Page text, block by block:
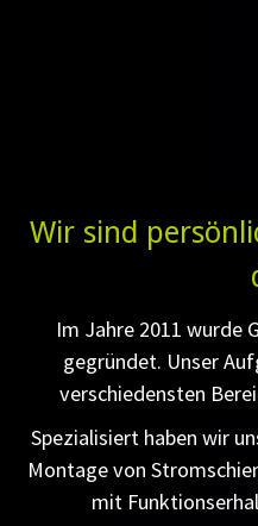
Wir sind
Im Jahre 2011 wurde
gegründet. Unser
verschiedensten
Spezialisiert haben wir
Montage von
mit